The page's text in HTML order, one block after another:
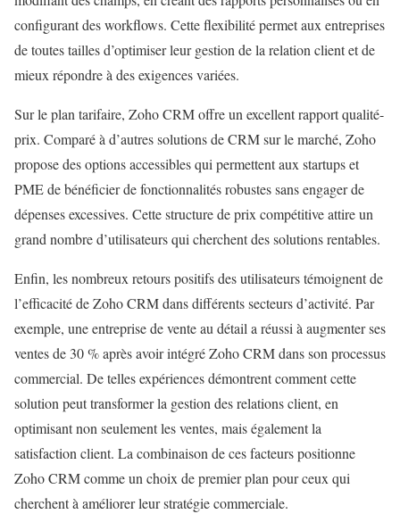
configurant des workflows. Cette flexibilité permet aux entreprises
de toutes tailles d’optimiser leur gestion de la relation client et de
mieux répondre à des exigences variées.
Sur le plan tarifaire, Zoho CRM offre un excellent rapport qualité-
prix. Comparé à d’autres solutions de CRM sur le marché, Zoho
propose des options accessibles qui permettent aux startups et
PME de bénéficier de fonctionnalités robustes sans engager de
dépenses excessives. Cette structure de prix compétitive attire un
grand nombre d’utilisateurs qui cherchent des solutions rentables.
Enfin, les nombreux retours positifs des utilisateurs témoignent de
l’efficacité de Zoho CRM dans différents secteurs d’activité. Par
exemple, une entreprise de vente au détail a réussi à augmenter ses
ventes de 30 % après avoir intégré Zoho CRM dans son processus
commercial. De telles expériences démontrent comment cette
solution peut transformer la gestion des relations client, en
optimisant non seulement les ventes, mais également la
satisfaction client. La combinaison de ces facteurs positionne
Zoho CRM comme un choix de premier plan pour ceux qui
cherchent à améliorer leur stratégie commerciale.